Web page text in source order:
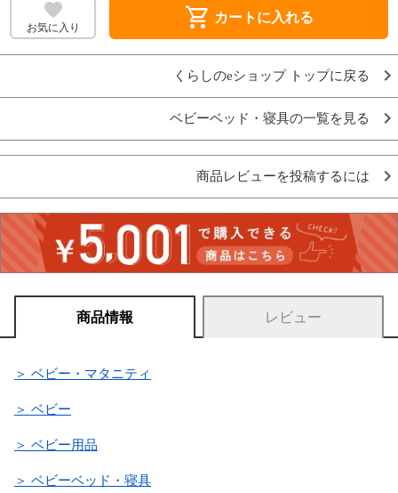
お気に入り shopping_cart カートに入れる
くらしのeショップ トップに戻る
ベビーベッド・寝具の一覧を見る
商品レビューを投稿するには
商品情報 レビュー
＞ ベビー・マタニティ
＞ ベビー
＞ ベビー用品
＞ ベビーベッド・寝具